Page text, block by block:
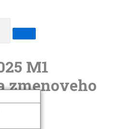
M1
zmenoveho